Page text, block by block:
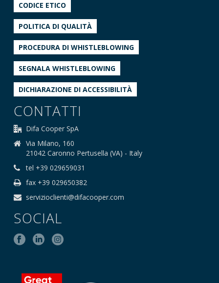
CODICE ETICO
POLITICA DI QUALITÀ
PROCEDURA DI WHISTLEBLOWING
SEGNALA WHISTLEBLOWING
DICHIARAZIONE DI ACCESSIBILITÀ
CONTATTI
Difa Cooper SpA
Via Milano, 160
21042 Caronno Pertusella (VA) - Italy
tel +39 029659031
fax +39 029650382
servizioclienti@difacooper.com
SOCIAL